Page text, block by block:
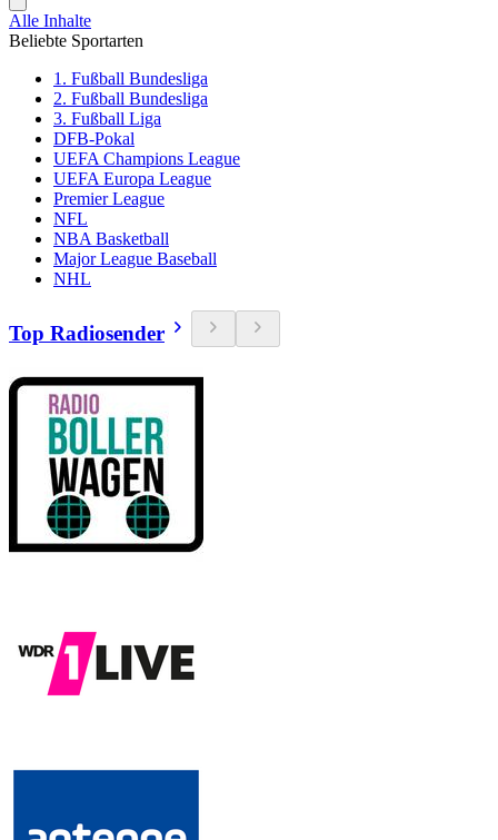
Alle Inhalte
Beliebte Sportarten
1. Fußball Bundesliga
2. Fußball Bundesliga
3. Fußball Liga
DFB-Pokal
UEFA Champions League
UEFA Europa League
Premier League
NFL
NBA Basketball
Major League Baseball
NHL
Top Radiosender